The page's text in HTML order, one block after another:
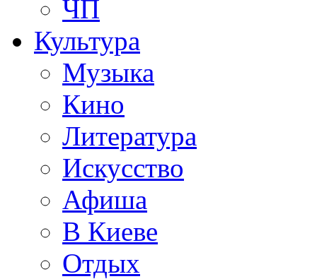
ЧП
Культура
Музыка
Кино
Литература
Искусство
Афиша
В Киеве
Отдых